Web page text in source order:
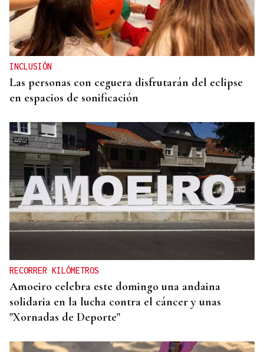
INCLUSIÓN
Las personas con ceguera disfrutarán del eclipse
en espacios de sonificación
RECORRER KILÓMETROS
Amoeiro celebra este domingo una andaina
solidaria en la lucha contra el cáncer y unas
"Xornadas de Deporte"